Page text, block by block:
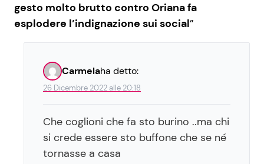
gesto molto brutto contro Oriana fa
esplodere l’indignazione sui social”
Carmelaha detto:
26 Dicembre 2022 alle 20:18
Che coglioni che fa sto burino ..ma chi
si crede essere sto buffone che se né
tornasse a casa